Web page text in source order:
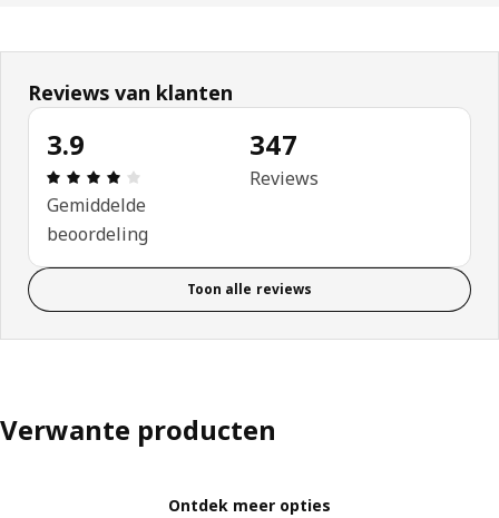
Reviews van klanten
3.9
Beoordeling: 3.9 van 5 sterren. Totaal
Gemiddelde
beoordeling
347
Reviews
Toon alle reviews
Verwante producten
Ontdek meer opties